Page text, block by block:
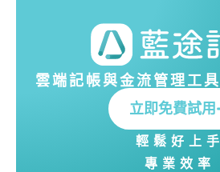
雲端記帳與金流管理工具
立即免費試用
輕鬆好上手
專業效率